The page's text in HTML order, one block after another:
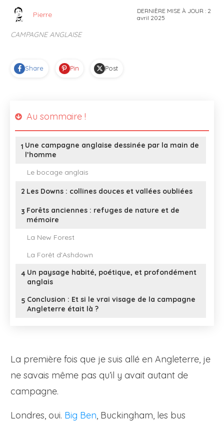
Pierre DERNIÈRE MISE À JOUR : 2
avril 2025
CAMPAGNE ANGLAISE
Share Pin Post
Au sommaire !
1 Une campagne anglaise dessinée par la main de
l’homme
Le bocage anglais
2 Les Downs : collines douces et vallées oubliées
3 Forêts anciennes : refuges de nature et de
mémoire
La New Forest
La Forêt d'Ashdown
4 Un paysage habité, poétique, et profondément
anglais
5 Conclusion : Et si le vrai visage de la campagne
Angleterre était là ?
La première fois que je suis allé en Angleterre, je
ne savais même pas qu’il y avait autant de
campagne.
Londres, oui. Big Ben, Buckingham, les bus